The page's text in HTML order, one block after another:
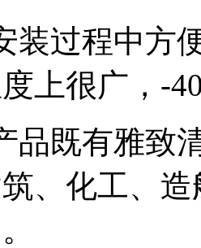
装过程中方
上很广，-
品既有雅致
、化工、